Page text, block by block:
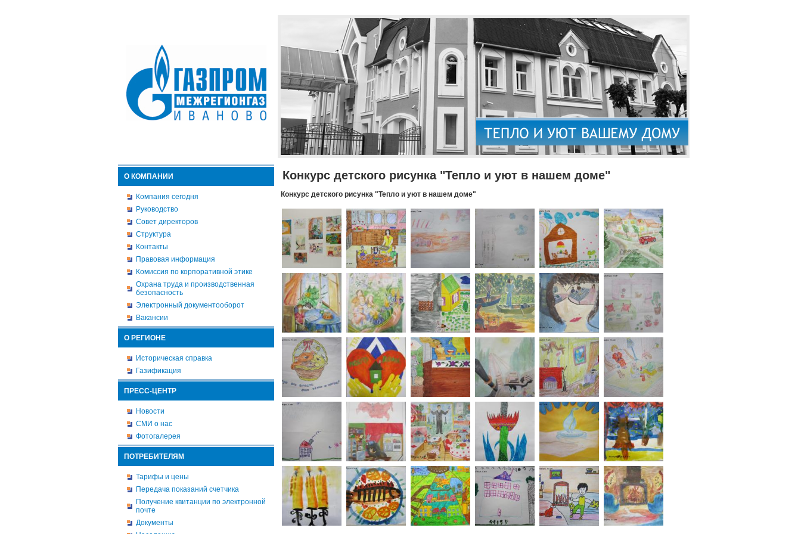
О КОМПАНИИ
Компания сегодня
Руководство
Совет директоров
Структура
Контакты
Правовая информация
Комиссия по корпоративной этике
Охрана труда и производственная
безопасность
Электронный документооборот
Вакансии
О РЕГИОНЕ
Историческая справка
Газификация
ПРЕСС-ЦЕНТР
Новости
СМИ о нас
Фотогалерея
ПОТРЕБИТЕЛЯМ
Тарифы и цены
Передача показаний счетчика
Получение квитанции по электронной
почте
Документы
Конкурс детского рисунка "Тепло и уют в нашем доме"
Конкурс детского рисунка "Тепло и уют в нашем доме"